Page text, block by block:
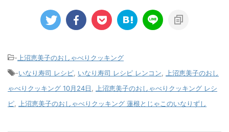
- 上沼恵美子のおしゃべりクッキング
-いなり寿司 レシピ いなり寿司 レシピ レンコン
上沼恵美子のおし
ゃべりクッキング 10月24日
上沼恵美子のおしゃべりクッキング レシ
ピ
上沼恵美子のおしゃべりクッキング 蓮根とじゃこのいなりずし